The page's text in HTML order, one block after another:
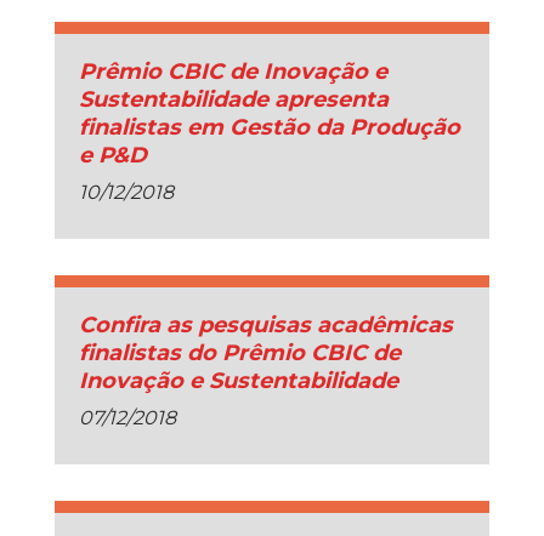
Prêmio CBIC de Inovação e
Sustentabilidade apresenta
finalistas em Gestão da Produção
e P&D
10/12/2018
Confira as pesquisas acadêmicas
finalistas do Prêmio CBIC de
Inovação e Sustentabilidade
07/12/2018